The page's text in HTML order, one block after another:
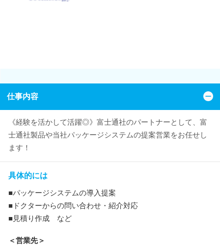
仕事内容
《経験を活かして活躍◎》富士通社のパートナーとして、富
士通社製品や当社パッケージシステムの提案営業をお任せし
ます！
具体的には
■パッケージシステムの導入提案
■ドクターからの問い合わせ・紹介対応
■見積り作成 など
＜営業先＞